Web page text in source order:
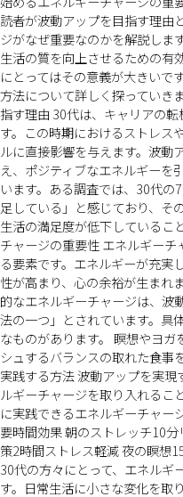
読者が波動アップを目指す理由
ジがなぜ重要なのかを解説しま
生活の質を向上させるための有
にとってはその意義が大きいで
方法について詳しく探っていき
指す理由 30代は、キャリアの
す。この時期におけるストレス
ルに直接影響を与えます。波動
え、ポジティブなエネルギーを
います。ある調査では、30代
足している」と感じており、そ
生活の満足度が低下しているこ
チャージの重要性 エネルギー
る要素です。エネルギーが充実
性が高まり、心の余裕が生まれ
的なエネルギーチャージは、波
法の一つ」とされています。具
なものがあります。 瞑想やヨ
シュするバランスの取れた食事
実践する方法 波動アップを実
ルギーチャージを取り入れるこ
に実践できるエネルギーチャー
要時間効果 朝のストレッチ10
策2時間ストレス軽減 夜の瞑想
30代の方々にとって、エネルギ
す。日常生活に小さな変化を取